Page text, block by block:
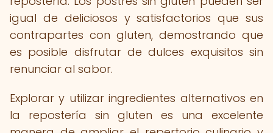
igual de deliciosos y satisfactorios que sus
contrapartes con gluten, demostrando que
es posible disfrutar de dulces exquisitos sin
renunciar al sabor.
Explorar y utilizar ingredientes alternativos en
la repostería sin gluten es una excelente